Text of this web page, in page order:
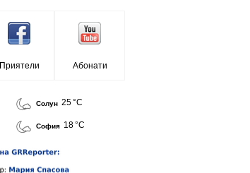
Приятели
Абонати
Солун 25 °C
София 18 °C